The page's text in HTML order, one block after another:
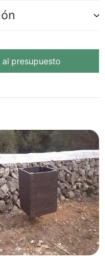
al presupuesto